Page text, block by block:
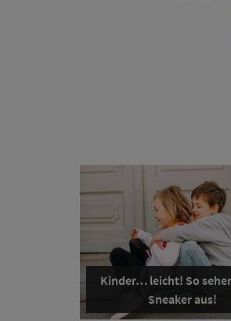
Kinder… leicht! So
Sneaker aus!